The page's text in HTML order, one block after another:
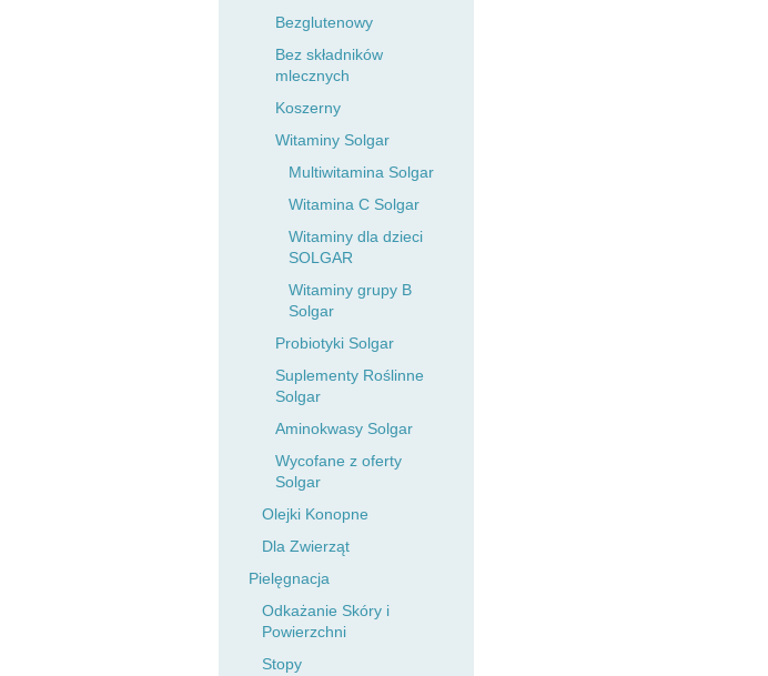
Bezglutenowy
Bez składników
mlecznych
Koszerny
Witaminy Solgar
Multiwitamina Solgar
Witamina C Solgar
Witaminy dla dzieci
SOLGAR
Witaminy grupy B
Solgar
Probiotyki Solgar
Suplementy Roślinne
Solgar
Aminokwasy Solgar
Wycofane z oferty
Solgar
Olejki Konopne
Dla Zwierząt
Pielęgnacja
Odkażanie Skóry i
Powierzchni
Stopy